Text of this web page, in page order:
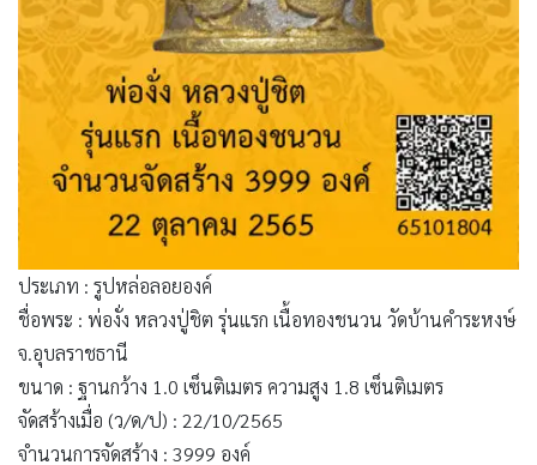
ประเภท : รูปหล่อลอยองค์
ชื่อพระ : พ่องั่ง หลวงปู่ชิต รุ่นแรก เนื้อทองชนวน วัดบ้านคำระหงษ์
จ.อุบลราชธานี
ขนาด : ฐานกว้าง 1.0 เซ็นติเมตร ความสูง 1.8 เซ็นติเมตร
จัดสร้างเมื่อ (ว/ด/ป) : 22/10/2565
จำนวนการจัดสร้าง : 3999 องค์